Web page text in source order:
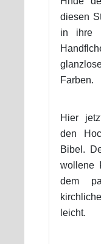
diesen
in ihre
Farben.
Hier
den
Bibel.
wollene
dem
leicht.